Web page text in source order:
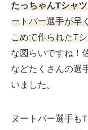
たっちゃんTシャツ
ートバー選手が早
こめて作られたT
な図らいですね！
などたくさんの選
いました。
ヌートバー選手も